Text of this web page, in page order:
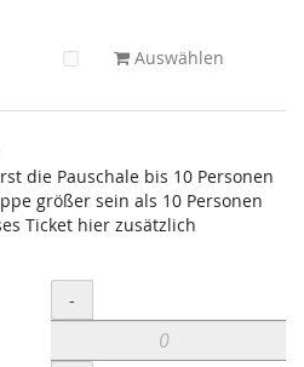
Auswählen
die Pauschale bis 10 Personen
größer sein als 10 Personen
Ticket hier zusätzlich
Menge
-